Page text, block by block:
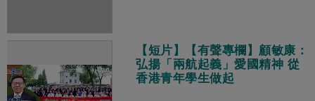
【短片】【有聲專欄】顧敏康：
弘揚「兩航起義」愛國精神 從
香港青年學生做起